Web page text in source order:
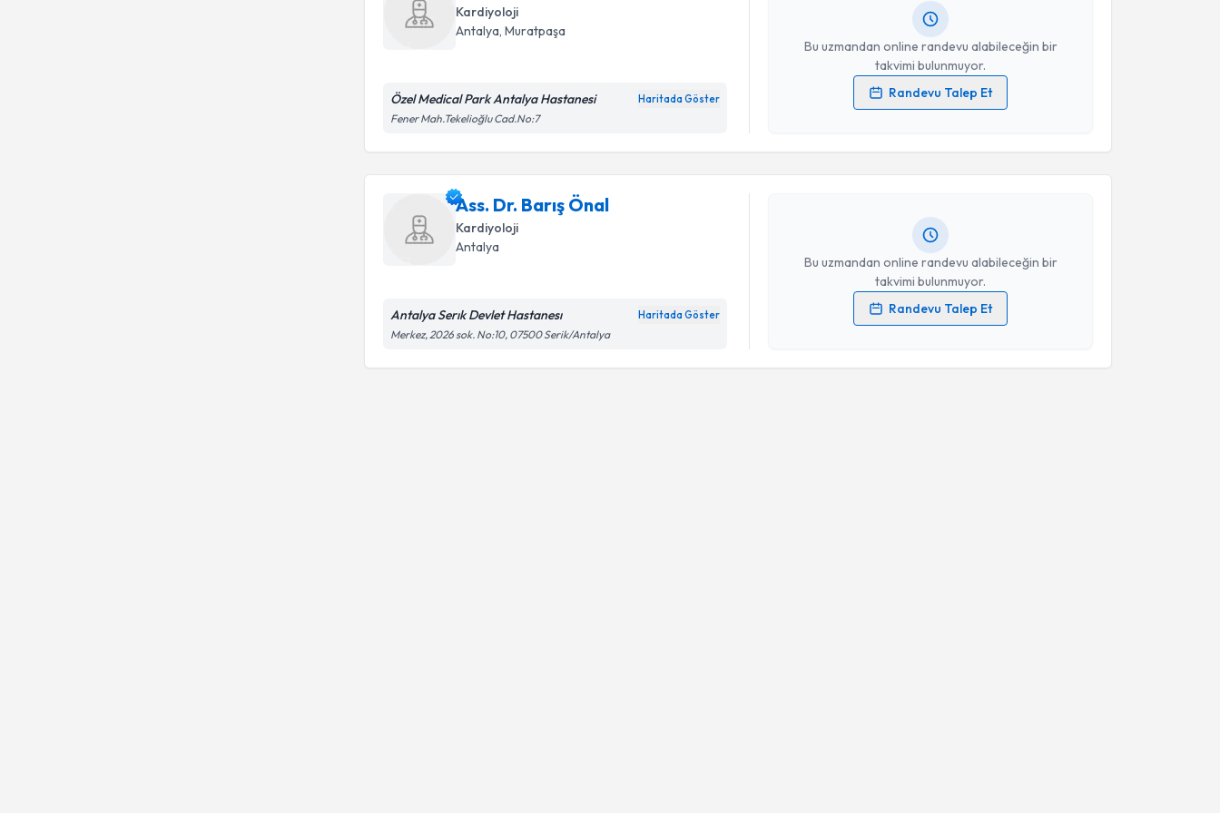
Kardiyoloji
Antalya, Muratpaşa
Özel Medical Park Antalya Hastanesi Haritada Göster
Fener Mah.Tekelioğlu Cad.No:7
Bu uzmandan online randevu alabileceğin bir
takvimi bulunmuyor.
Randevu Talep Et
Kişisel verilerimin işlenmesine ilişkinAydınlatma Metni
işlenmesini kabul ediyorum.
Ass. Dr. Barış Önal
Kardiyoloji
Antalya
Antalya Serık Devlet Hastanesı Haritada Göster
Merkez, 2026 sok. No:10, 07500 Serik/Antalya
Bu uzmandan online randevu alabileceğin bir
takvimi bulunmuyor.
Randevu Talep Et
Randevu Takvimi Talebi
Kişisel verilerimin işlenmesine ilişkinAydınlatma Metni
işlenmesini kabul ediyorum.